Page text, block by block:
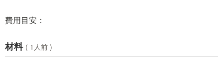
費用目安：
材料 ( 1人前 )